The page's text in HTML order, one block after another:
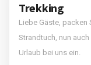
Trekking
Liebe Gäste, packen
Strandtuch, nun
Urlaub bei uns ein.